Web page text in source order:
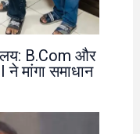
B.Com और
मांगा समाधान